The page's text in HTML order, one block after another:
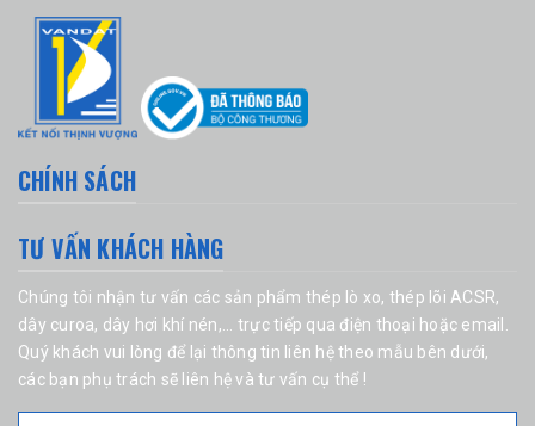
CHÍNH SÁCH
TƯ VẤN KHÁCH HÀNG
Chúng tôi nhận tư vấn các sản phẩm thép lò xo, thép lõi ACSR,
dây curoa, dây hơi khí nén,... trực tiếp qua điện thoại hoặc email.
Quý khách vui lòng để lại thông tin liên hệ theo mẫu bên dưới,
các bạn phụ trách sẽ liên hệ và tư vấn cụ thể !